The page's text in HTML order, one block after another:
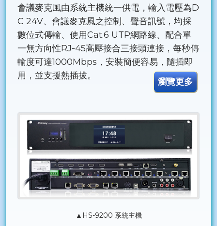
會議麥克風由系統主機統一供電，輸入電壓為D
C 24V、會議麥克風之控制、聲音訊號，均採
數位式傳輸、使用Cat.6 UTP網路線、配合單
一無方向性RJ-45高壓接合三接頭連接，每秒傳
輸度可達1000Mbps，安裝簡便容易，隨插即
用，並支援熱插拔。
瀏覽更多
▲HS-9200 系統主機